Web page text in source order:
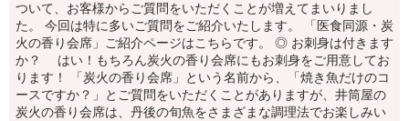
ついて、お客様からご質問をいただくことが増えてまいりまし
た。 今回は特に多いご質問をご紹介いたします。 「医食同源・炭
火の香り会席」ご紹介ページはこちらです。 ◎ お刺身は付きます
か？ はい！もちろん炭火の香り会席にもお刺身をご用意してお
ります！ 「炭火の香り会席」という名前から、「焼き魚だけのコ
ースですか？」とご質問をいただくことがありますが、井筒屋の
炭火の香り会席は、丹後の旬魚をさまざまな調理法でお楽しみい